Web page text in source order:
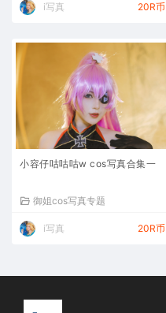
i写真 20R币
小容仔咕咕咕w cos写真合集一
御姐cos写真专题
i写真 20R币